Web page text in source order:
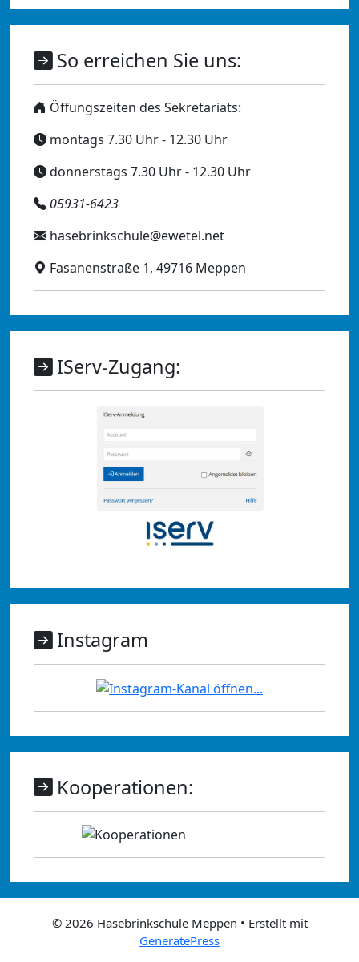
So erreichen Sie uns:
Öffungszeiten des Sekretariats:
montags 7.30 Uhr - 12.30 Uhr
donnerstags 7.30 Uhr - 12.30 Uhr
05931-6423
hasebrinkschule@ewetel.net
Fasanenstraße 1, 49716 Meppen
IServ-Zugang:
Instagram
Kooperationen:
© 2026 Hasebrinkschule Meppen • Erstellt mit
GeneratePress